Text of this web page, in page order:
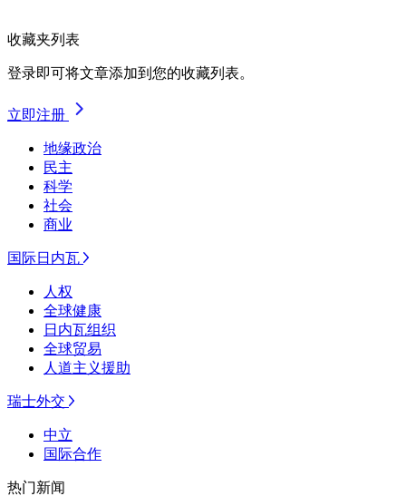
收藏夹列表
登录即可将文章添加到您的收藏列表。
立即注册
地缘政治
民主
科学
社会
商业
国际日内瓦
人权
全球健康
日内瓦组织
全球贸易
人道主义援助
瑞士外交
中立
国际合作
热门新闻